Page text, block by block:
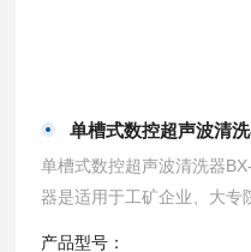
单槽式数控超声波清
单槽式数控超声波清洗器
器是适用于工矿企业、大专
产品型号：